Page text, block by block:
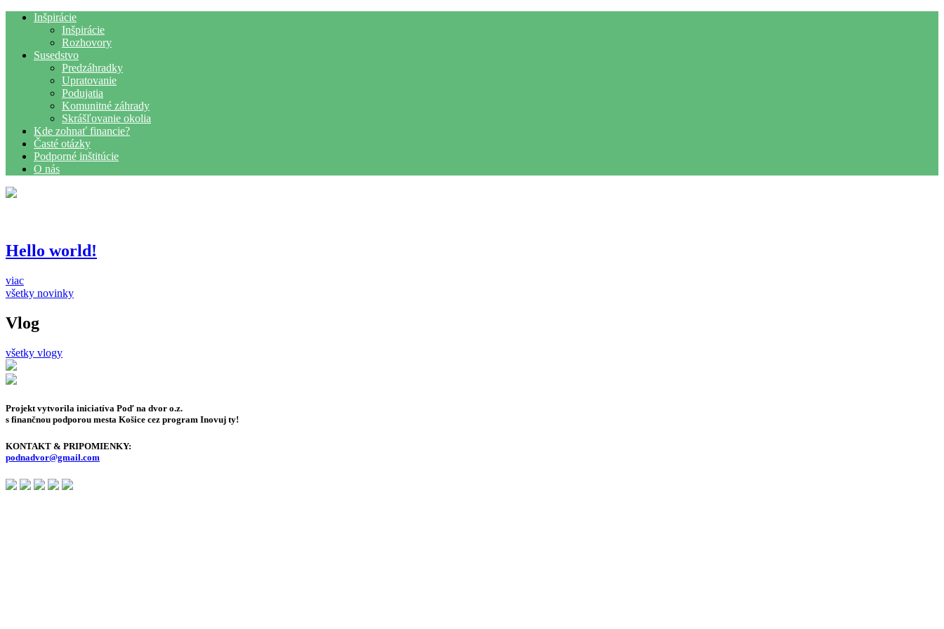
Inšpirácie
Inšpirácie
Rozhovory
Susedstvo
Predzáhradky
Upratovanie
Podujatia
Komunitné záhrady
Skrášľovanie okolia
Kde zohnať financie?
Časté otázky
Podporné inštitúcie
O nás
Hello world!
viac
všetky novinky
Vlog
všetky vlogy
Projekt vytvorila iniciatíva Poď na dvor o.z.
s finančnou podporou mesta Košice cez program Inovuj ty!
KONTAKT & PRIPOMIENKY:
podnadvor@gmail.com